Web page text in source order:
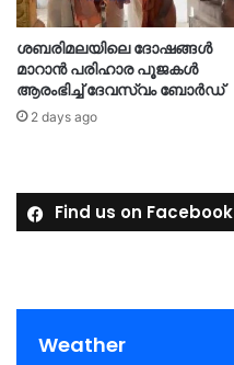
ശബരിമലയിലെ ദോഷങ്ങള്‍
മാറാൻ പരിഹാര പൂജകൾ
ആരംഭിച്ച് ദേവസ്വം ബോർഡ്
2 days ago
Find us on Facebook
Weather